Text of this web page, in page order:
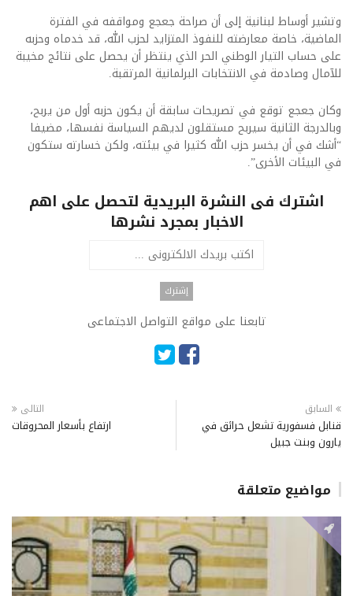
وتشير أوساط لبنانية إلى أن صراحة جعجع ومواقفه في الفترة
الماضية، خاصة معارضته للنفوذ المتزايد لحزب الله، قد خدماه وحزبه
على حساب التيار الوطني الحر الذي ينتظر أن يحصل على نتائج مخيبة
للآمال وصادمة في الانتخابات البرلمانية المرتقبة.
وكان جعجع توقع في تصريحات سابقة أن يكون حزبه أول من يربح،
وبالدرجة الثانية سيربح مستقلون لديهم السياسة نفسها، مضيفا
“أشك في أن يخسر حزب الله كثيرا في بيئته، ولكن خسارته ستكون
في البيئات الأخرى”.
اشترك فى النشرة البريدية لتحصل على اهم
الاخبار بمجرد نشرها
تابعنا على مواقع التواصل الاجتماعى
السابق
قنابل فسفورية تشعل حرائق في
يارون وبنت جبيل
التالى
ارتفاع بأسعار المحروقات
مواضيع متعلقة